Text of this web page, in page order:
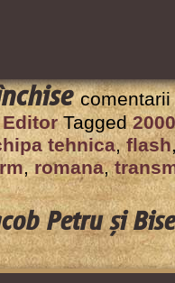
pentru
Transmisii
pe
internet
și
alte
colaborări
cu
Tagged2000
tehnica,flash
rm,romana,
Petru și